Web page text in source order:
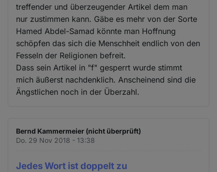
treffender und überzeugender Artikel dem man
nur zustimmen kann. Gäbe es mehr von der Sorte
Hamed Abdel-Samad könnte man Hoffnung
schöpfen das sich die Menschheit endlich von den
Fesseln der Religionen befreit.
Dass sein Artikel in "f" gesperrt wurde stimmt
mich äußerst nachdenklich. Anscheinend sind die
Ängstlichen noch in der Überzahl.
Bernd Kammermeier (nicht überprüft)
Do. 29 Nov 2018 - 13:38
Jedes Wort ist doppelt zu